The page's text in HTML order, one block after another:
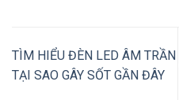
TÌM HIỂU ĐÈN LED ÂM TRẦN
TẠI SAO GÂY SỐT GẦN ĐÂY